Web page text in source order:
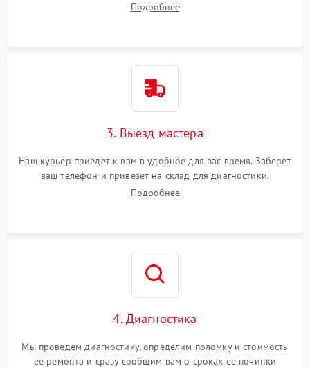
Подробнее
3. Выезд мастера
Наш курьер приедет к вам в удобное для вас время. Заберет
ваш телефон и привезет на склад для диагностики.
Подробнее
4. Диагностика
Мы проведем диагностику, определим поломку и стоимость
ее ремонта и сразу сообщим вам о сроках ее починки